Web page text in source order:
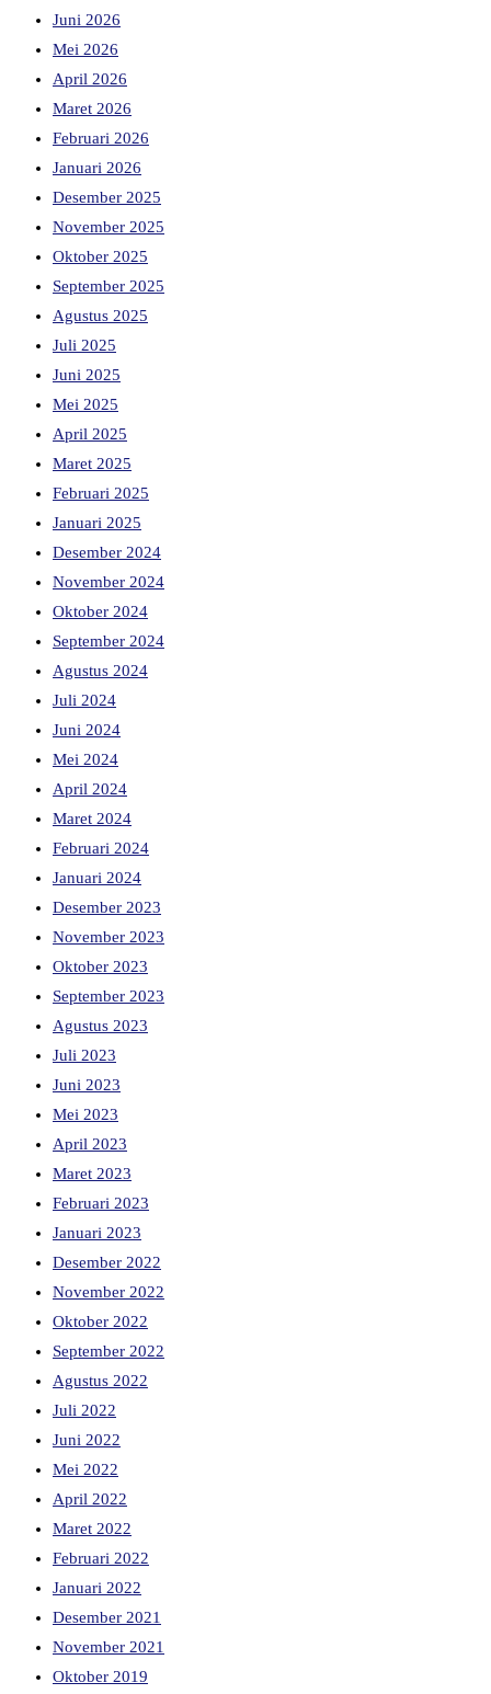
Juni 2026
Mei 2026
April 2026
Maret 2026
Februari 2026
Januari 2026
Desember 2025
November 2025
Oktober 2025
September 2025
Agustus 2025
Juli 2025
Juni 2025
Mei 2025
April 2025
Maret 2025
Februari 2025
Januari 2025
Desember 2024
November 2024
Oktober 2024
September 2024
Agustus 2024
Juli 2024
Juni 2024
Mei 2024
April 2024
Maret 2024
Februari 2024
Januari 2024
Desember 2023
November 2023
Oktober 2023
September 2023
Agustus 2023
Juli 2023
Juni 2023
Mei 2023
April 2023
Maret 2023
Februari 2023
Januari 2023
Desember 2022
November 2022
Oktober 2022
September 2022
Agustus 2022
Juli 2022
Juni 2022
Mei 2022
April 2022
Maret 2022
Februari 2022
Januari 2022
Desember 2021
November 2021
Oktober 2019